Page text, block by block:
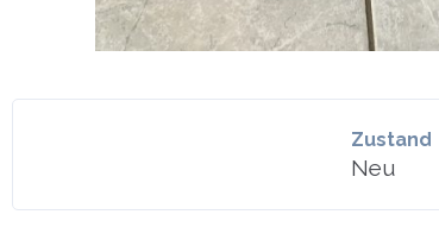
Zustand
Neu